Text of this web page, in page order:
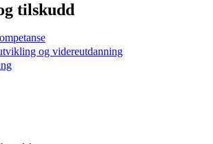
tilskudd
og videreutdanning